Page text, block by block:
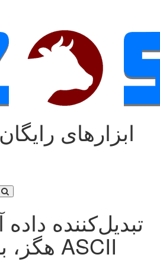
ابزارهای
تبدیل‌کننده داده
هگز، باینری و ASCII